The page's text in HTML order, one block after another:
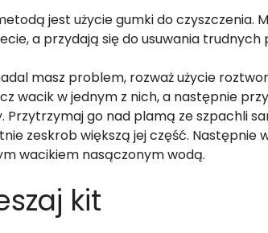
jest użycie gumki do czyszczenia.
a przydają się do usuwania trudnych
masz problem, rozważ użycie
wacik w jednym z nich, a następnie
Przytrzymaj go nad plamą ze szpachli
zeskrob większą jej część.
wacikiem nasączonym wodą.
kit